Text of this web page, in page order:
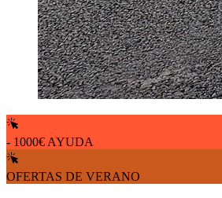
- 1000€ AYUDA
OFERTAS DE VERANO